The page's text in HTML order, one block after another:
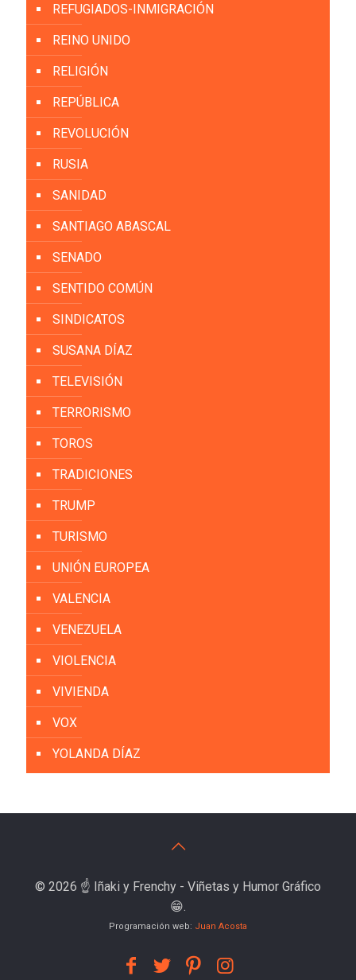
REFUGIADOS-INMIGRACIÓN
REINO UNIDO
RELIGIÓN
REPÚBLICA
REVOLUCIÓN
RUSIA
SANIDAD
SANTIAGO ABASCAL
SENADO
SENTIDO COMÚN
SINDICATOS
SUSANA DÍAZ
TELEVISIÓN
TERRORISMO
TOROS
TRADICIONES
TRUMP
TURISMO
UNIÓN EUROPEA
VALENCIA
VENEZUELA
VIOLENCIA
VIVIENDA
VOX
YOLANDA DÍAZ
© 2026 ☝️ Iñaki y Frenchy - Viñetas y Humor Gráfico
😁.
Programación web: Juan Acosta